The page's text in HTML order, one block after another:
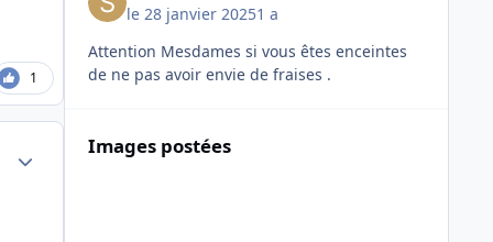
1
Author stats
le 28 janvier 20251 a
Attention Mesdames si vous êtes enceintes
Images postées